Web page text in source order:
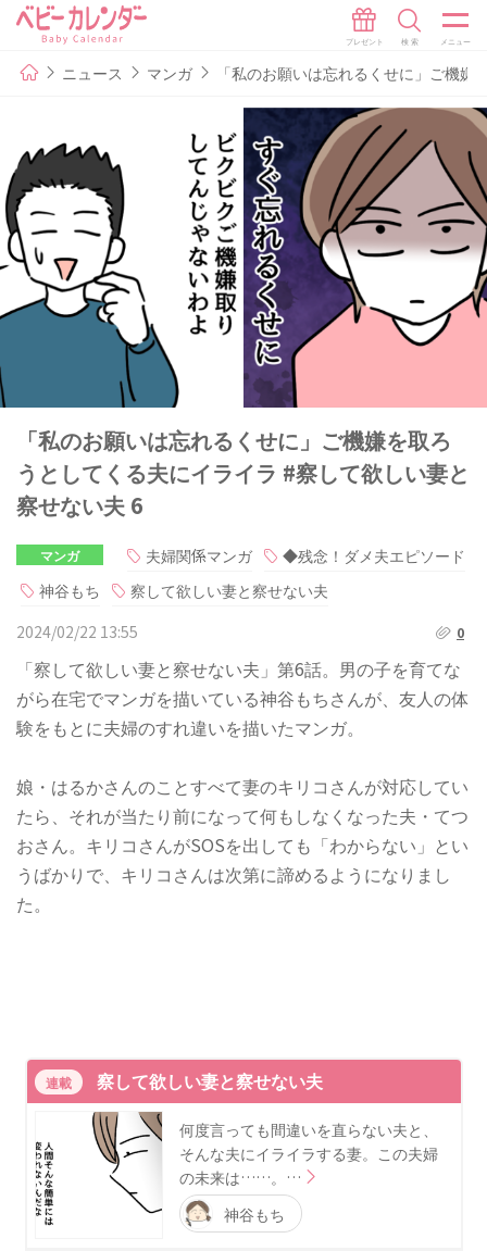
ニュース マンガ 「私のお願いは忘れるくせに」ご機
「私のお願いは忘れるくせに」ご機嫌を取ろ
うとしてくる夫にイライラ #察して欲しい妻と
察せない夫 6
マンガ 夫婦関係マンガ
◆残念！ダメ夫エピソード
神谷もち
察して欲しい妻と察せない夫
2024/02/22 13:55
0
「察して欲しい妻と察せない夫」第6話。男の子を育てな
がら在宅でマンガを描いている神谷もちさんが、友人の体
験をもとに夫婦のすれ違いを描いたマンガ。
娘・はるかさんのことすべて妻のキリコさんが対応してい
たら、それが当たり前になって何もしなくなった夫・てつ
おさん。キリコさんがSOSを出しても「わからない」とい
うばかりで、キリコさんは次第に諦めるようになりまし
た。
連載 察して欲しい妻と察せない夫
何度言っても間違いを直らない夫と、
そんな夫にイライラする妻。この夫婦
の未来は……。…
神谷もち